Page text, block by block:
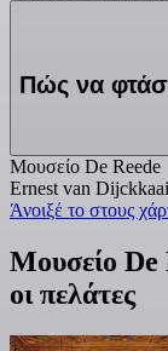
Πώς να
Μουσείο De Reede
Ernest van
Άνοιξέ το στους
Μουσείο De
οι πελάτες